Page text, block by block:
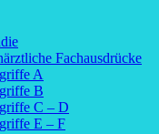
Fachausdrücke
A
B
C – D
E – F